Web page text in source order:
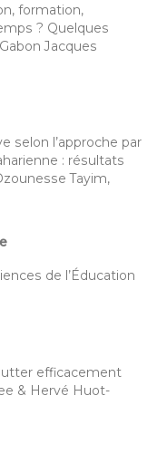
formation,
? Quelques
Jacques
selon l’approche par
: résultats
Tayim,
de l’Éducation
efficacement
& Hervé Huot-